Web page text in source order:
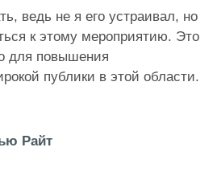
ведь не я его устраивал, но
к этому мероприятию. Это
для повышения
публики в этой области.
Райт